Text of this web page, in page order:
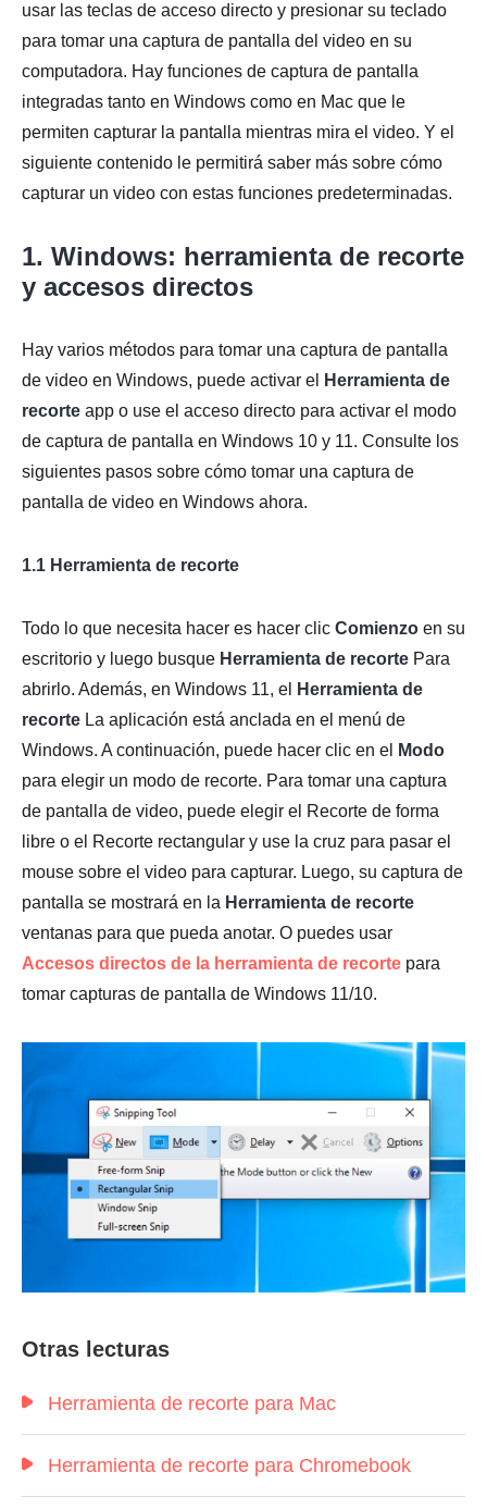
usar las teclas de acceso directo y presionar su teclado
para tomar una captura de pantalla del video en su
computadora. Hay funciones de captura de pantalla
integradas tanto en Windows como en Mac que le
permiten capturar la pantalla mientras mira el video. Y el
siguiente contenido le permitirá saber más sobre cómo
capturar un video con estas funciones predeterminadas.
1. Windows: herramienta de recorte
y accesos directos
Hay varios métodos para tomar una captura de pantalla
de video en Windows, puede activar el
Herramienta de
recorte app o use el acceso directo para activar el modo
de captura de pantalla en Windows 10 y 11. Consulte los
siguientes pasos sobre cómo tomar una captura de
pantalla de video en Windows ahora.
1.1 Herramienta de recorte
Todo lo que necesita hacer es hacer clic Comienzo en su
escritorio y luego busque Herramienta de recorte Para
abrirlo. Además, en Windows 11, el
Herramienta de
recorte La aplicación está anclada en el menú de
Windows. A continuación, puede hacer clic en el
Modo
para elegir un modo de recorte. Para tomar una captura
de pantalla de video, puede elegir el Recorte de forma
libre o el Recorte rectangular y use la cruz para pasar el
mouse sobre el video para capturar. Luego, su captura de
pantalla se mostrará en la Herramienta de recorte
ventanas para que pueda anotar. O puedes usar
Accesos directos de la herramienta de recorte para
tomar capturas de pantalla de Windows 11/10.
Otras lecturas
Herramienta de recorte para Mac
Herramienta de recorte para Chromebook